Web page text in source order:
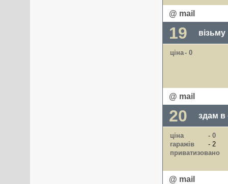
@ mail
19
ціна- 0
@ mail
20 здам в
ціна
- 0
гаражів
- 2
приватизовано
@ mail